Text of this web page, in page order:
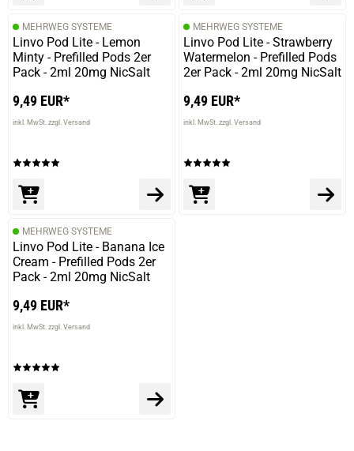
MEHRWEG SYSTEME
Linvo Pod Lite - Lemon
Minty - Prefilled Pods 2er
Pack - 2ml 20mg NicSalt
9,49 EUR*
inkl. MwSt. zzgl. Versand
MEHRWEG SYSTEME
Linvo Pod Lite - Strawberry
Watermelon - Prefilled Pods
2er Pack - 2ml 20mg NicSalt
9,49 EUR*
inkl. MwSt. zzgl. Versand
MEHRWEG SYSTEME
Linvo Pod Lite - Banana Ice
Cream - Prefilled Pods 2er
Pack - 2ml 20mg NicSalt
9,49 EUR*
inkl. MwSt. zzgl. Versand